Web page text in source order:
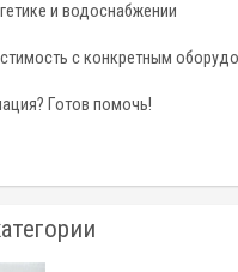
и водоснабжении
с конкретным
Готов помочь!